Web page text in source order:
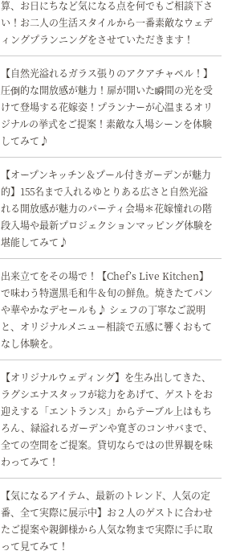
算、お日にちなど気になる点を何でもご相談下さ
い！お二人の生活スタイルから一番素敵なウェデ
ィングプランニングをさせていただきます！
【自然光溢れるガラス張りのアクアチャペル！】
圧倒的な開放感が魅力！扉が開いた瞬間の光を受
けて登場する花嫁姿！プランナーが心温まるオリ
ジナルの挙式をご提案！素敵な入場シーンを体験
してみて♪
【オープンキッチン＆プール付きガーデンが魅力
的】155名まで入れるゆとりある広さと自然光溢
れる開放感が魅力のパーティ会場＊花嫁憧れの階
段入場や最新プロジェクションマッピング体験を
堪能してみて♪
出来立てをその場で！【Chef’s Live Kitchen】
で味わう特選黒毛和牛＆旬の鮮魚。焼きたてパン
や華やかなデセールも♪ シェフの丁寧なご説明
と、オリジナルメニュー相談で五感に響くおもて
なし体験を。
【オリジナルウェディング】を生み出してきた、
ラグシエナスタッフが総力をあげて、ゲストをお
迎えする「エントランス」からテーブル上はもち
ろん、緑溢れるガーデンや寛ぎのコンサバまで、
全ての空間をご提案。貸切ならではの世界観を味
わってみて！
【気になるアイテム、最新のトレンド、人気の定
番、全て実際に展示中】お２人のゲストに合わせ
たご提案や親御様から人気な物まで実際に手に取
って見てみて！